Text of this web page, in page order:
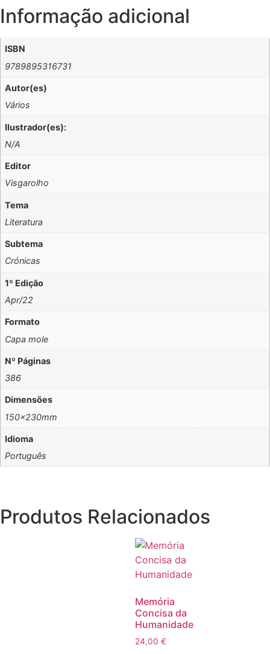
Informação adicional
ISBN
9789895316731
Autor(es)
Vários
Ilustrador(es):
N/A
Editor
Visgarolho
Tema
Literatura
Subtema
Crónicas
1º Edição
Apr/22
Formato
Capa mole
Nº Páginas
386
Dimensões
150x230mm
Idioma
Português
Produtos Relacionados
Memória
Concisa da
Humanidade
24,00 €